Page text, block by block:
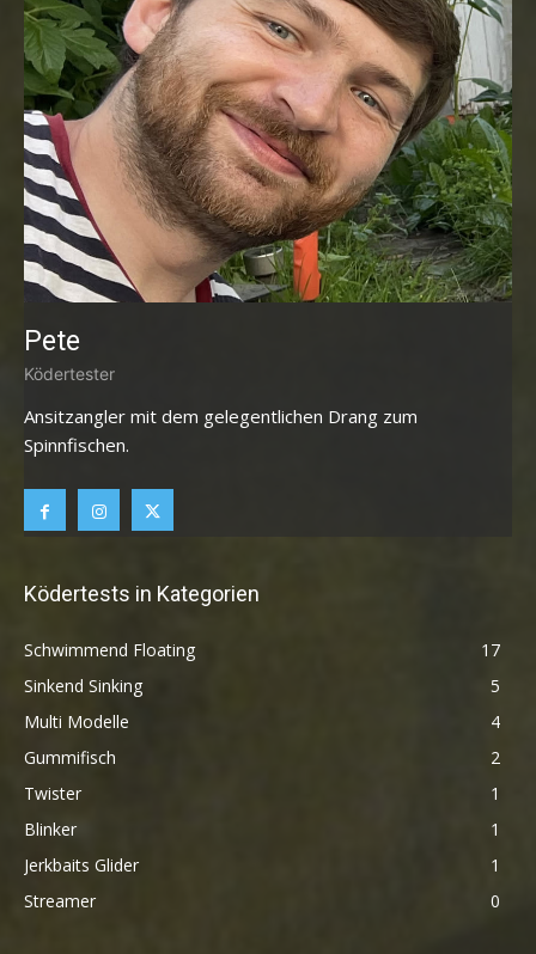
Pete
Ködertester
Ansitzangler mit dem gelegentlichen Drang zum
Spinnfischen.
Ködertests in Kategorien
Schwimmend Floating
17
Sinkend Sinking
5
Multi Modelle
4
Gummifisch
2
Twister
1
Blinker
1
Jerkbaits Glider
1
Streamer
0